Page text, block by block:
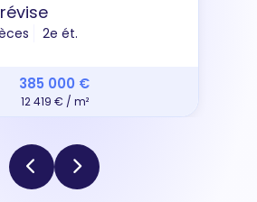
2e ét.
385 000 €
12 419 € / m²